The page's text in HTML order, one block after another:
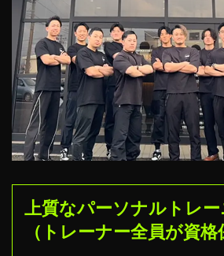
上質なパーソナルトレ
（トレーナー全員が資格